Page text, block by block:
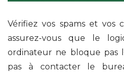
Vérifiez vos spams et vos
assurez-vous que le
ordinateur ne bloque pas
pas à contacter le